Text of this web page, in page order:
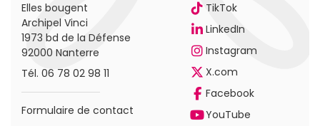
Elles bougent
Archipel Vinci
1973 bd de la Défense
92000 Nanterre
Tél. 06 78 02 98 11
Formulaire de contact
TikTok
LinkedIn
Instagram
X.com
Facebook
YouTube